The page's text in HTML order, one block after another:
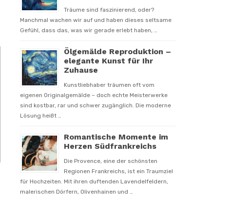
Träume sind faszinierend, oder?
Manchmal wachen wir auf und haben dieses seltsame
Gefühl, dass das, was wir gerade erlebt haben, …
Ölgemälde Reproduktion –
elegante Kunst für Ihr
Zuhause
Kunstliebhaber träumen oft vom
eigenen Originalgemälde – doch echte Meisterwerke
sind kostbar, rar und schwer zugänglich. Die moderne
Lösung heißt …
Romantische Momente im
Herzen Südfrankreichs
Die Provence, eine der schönsten
Regionen Frankreichs, ist ein Traumziel
für Hochzeiten. Mit ihren duftenden Lavendelfeldern,
malerischen Dörfern, Olivenhainen und …